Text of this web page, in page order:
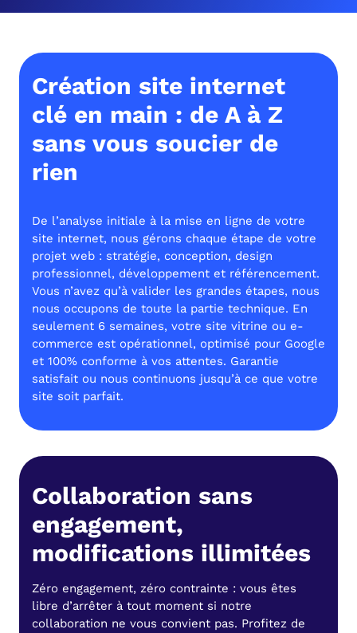
Création site internet
clé en main : de A à Z
sans vous soucier de
rien
De l’analyse initiale à la mise en ligne de votre
site internet, nous gérons chaque étape de votre
projet web : stratégie, conception, design
professionnel, développement et référencement.
Vous n’avez qu’à valider les grandes étapes, nous
nous occupons de toute la partie technique. En
seulement 6 semaines, votre site vitrine ou e-
commerce est opérationnel, optimisé pour Google
et 100% conforme à vos attentes. Garantie
satisfait ou nous continuons jusqu’à ce que votre
site soit parfait.
Collaboration sans
engagement,
modifications illimitées
Zéro engagement, zéro contrainte : vous êtes
libre d’arrêter à tout moment si notre
collaboration ne vous convient pas. Profitez de